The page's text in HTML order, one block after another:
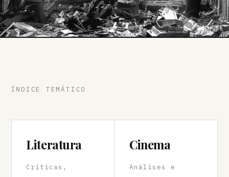
ÍNDICE TEMÁTICO
Literatura
Críticas,
Cinema
Análises e